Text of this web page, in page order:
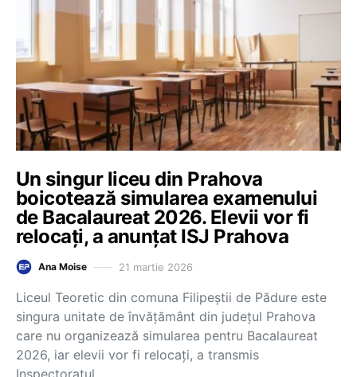
Un singur liceu din Prahova
boicotează simularea examenului
de Bacalaureat 2026. Elevii vor fi
relocați, a anunțat ISJ Prahova
Ana Moise 21 martie 2026
Liceul Teoretic din comuna Filipeștii de Pădure este
singura unitate de învățământ din județul Prahova
care nu organizează simularea pentru Bacalaureat
2026, iar elevii vor fi relocați, a transmis
Inspectoratul…